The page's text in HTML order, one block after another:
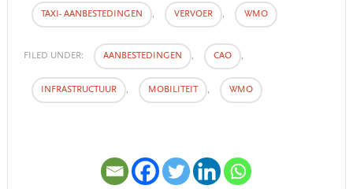
TAXI- AANBESTEDINGEN , VERVOER , WMO
FILED UNDER: AANBESTEDINGEN , CAO ,
INFRASTRUCTUUR , MOBILITEIT , WMO